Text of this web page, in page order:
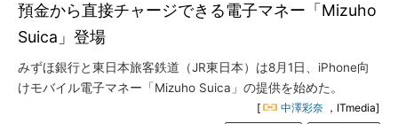
預金から直接チャージできる電子マネー「Mizuho
Suica」登場
みずほ銀行と東日本旅客鉄道（JR東日本）は8月1日、iPhone向
けモバイル電子マネー「Mizuho Suica」の提供を始めた。
[ 中澤彩奈 ，ITmedia]